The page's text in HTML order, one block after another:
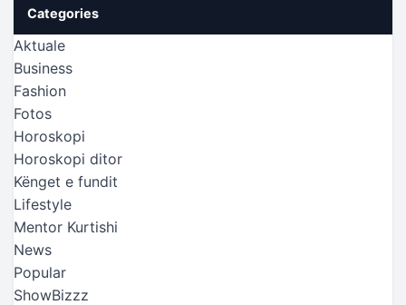
Categories
Aktuale
Business
Fashion
Fotos
Horoskopi
Horoskopi ditor
Kënget e fundit
Lifestyle
Mentor Kurtishi
News
Popular
ShowBizzz